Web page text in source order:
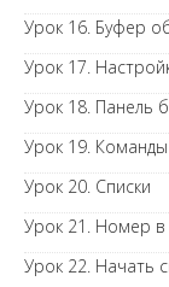
Урок 16. Буфер
Урок 17.
Урок 18. Панель
Урок 19.
Урок 20. Списки
Урок 21. Номер в
Урок 22. Начать